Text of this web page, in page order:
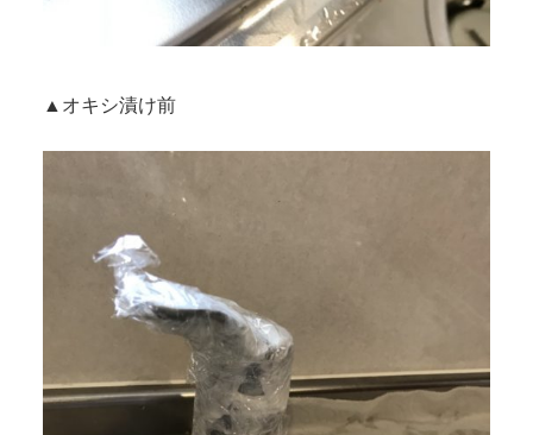
▲オキシ漬け前